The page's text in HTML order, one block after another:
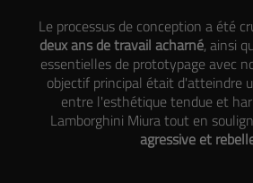
Le processus de conception a été
deux ans de travail acharné, ainsi
essentielles de prototypage avec
objectif principal était d'atteindre
entre l'esthétique tendue et
Lamborghini Miura tout en
agressive et